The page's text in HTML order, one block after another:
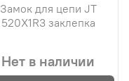
Замок для цепи JT
520X1R3 заклепка
Нет в наличии